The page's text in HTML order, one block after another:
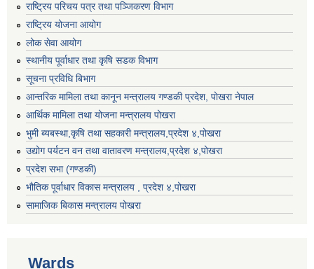
राष्ट्रिय परिचय पत्र तथा पञ्जिकरण विभाग
राष्ट्रिय योजना आयोग
लोक सेवा आयोग
स्थानीय पूर्वाधार तथा कृषि सडक विभाग
सूचना प्रविधि बिभाग
आन्तरिक मामिला तथा कानून मन्त्रालय गण्डकी प्रदेश, पाेखरा नेपाल
आर्थिक मामिला तथा योजना मन्त्रालय पोखरा
भुमी ब्यबस्था,कृषि तथा सहकारी मन्त्रालय,प्रदेश ४,पोखरा
उद्योग पर्यटन वन तथा वातावरण मन्त्रालय,प्रदेश ४,पोखरा
प्रदेश सभा (गण्डकी)
भौतिक पूर्वाधार विकास मन्त्रालय , प्रदेश ४,पोखरा
सामाजिक बिकास मन्त्रालय पोखरा
Wards